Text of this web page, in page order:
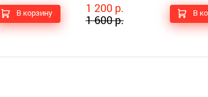
В корзину
1 200 р.
1 600 р.
В